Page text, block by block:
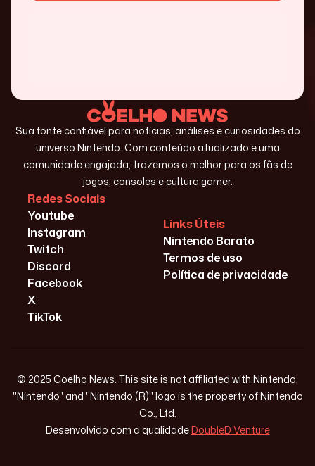
Sua fonte confiável para notícias, análises e curiosidades do
universo Nintendo. Com conteúdo atualizado e uma
comunidade engajada, trazemos o melhor para os fãs de
jogos, consoles e cultura gamer.
Redes Sociais
Youtube
Instagram
Twitch
Discord
Facebook
X
TikTok
Links Úteis
Nintendo Barato
Termos de uso
Política de privacidade
© 2025 Coelho News. This site is not affiliated with Nintendo.
"Nintendo" and "Nintendo (R)" logo is the property of Nintendo
Co., Ltd.
Desenvolvido com a qualidadeDoubleD Venture